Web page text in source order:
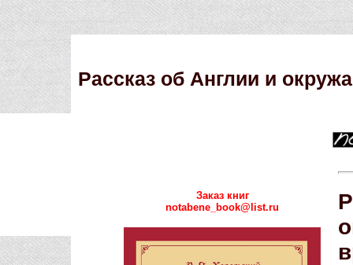
Рассказ об Англии и
Заказ книг
notabene_book@list.ru